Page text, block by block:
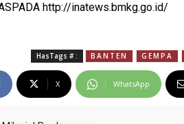
http://inatews.bmkg.go.id/
HasTags # : BANTEN GEMPA
X WhatsApp